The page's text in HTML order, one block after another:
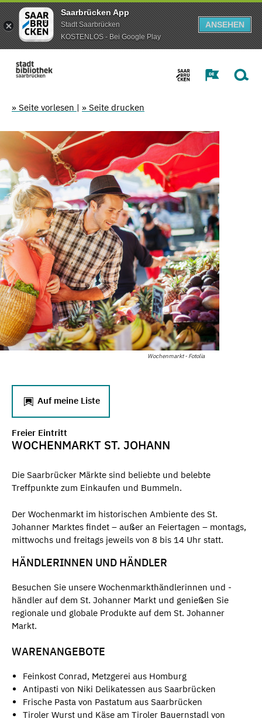
Saarbrücken App
Stadt Saarbrücken
KOSTENLOS - Bei Google Play
ANSEHEN
» Seite vorlesen | » Seite drucken
Wochenmarkt - Fotolia
Auf meine Liste
Freier Eintritt
WOCHENMARKT ST. JOHANN
Die Saarbrücker Märkte sind beliebte und belebte
Treffpunkte zum Einkaufen und Bummeln.
Der Wochenmarkt im historischen Ambiente des St.
Johanner Marktes findet – außer an Feiertagen – montags,
mittwochs und freitags jeweils von 8 bis 14 Uhr statt.
HÄNDLERINNEN UND HÄNDLER
Besuchen Sie unsere Wochenmarkthändlerinnen und -
händler auf dem St. Johanner Markt und genießen Sie
regionale und globale Produkte auf dem St. Johanner
Markt.
WARENANGEBOTE
Feinkost Conrad, Metzgerei aus Homburg
Antipasti von Niki Delikatessen aus Saarbrücken
Frische Pasta von Pastatum aus Saarbrücken
Tiroler Wurst und Käse am Tiroler Bauernstadl von